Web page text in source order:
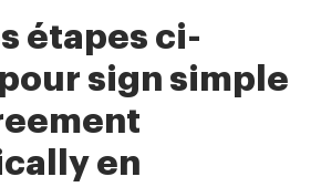
étapes ci-
sign simple
en